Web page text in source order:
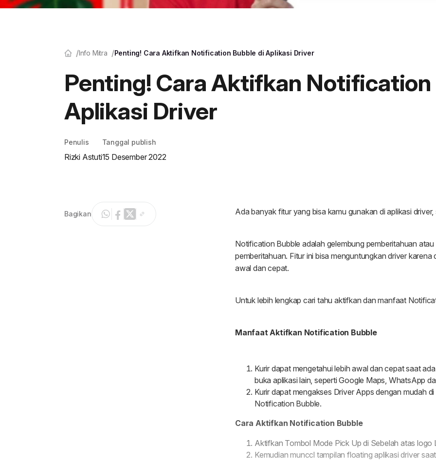
Info Mitra Penting! Cara Aktifkan Notification Bubble di Aplikasi Driver
Penting! Cara Aktifkan Notification
Aplikasi Driver
Penulis
Rizki Astuti
Tanggal publish
15 Desember 2022
Bagikan